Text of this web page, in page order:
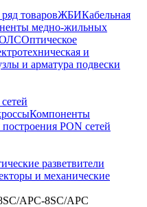
товаровЖБИКабельная
медно-жильных
Оптическое
и
и арматура подвески
Компоненты
PON сетей
разветвители
и механические
APC-8SC/APC